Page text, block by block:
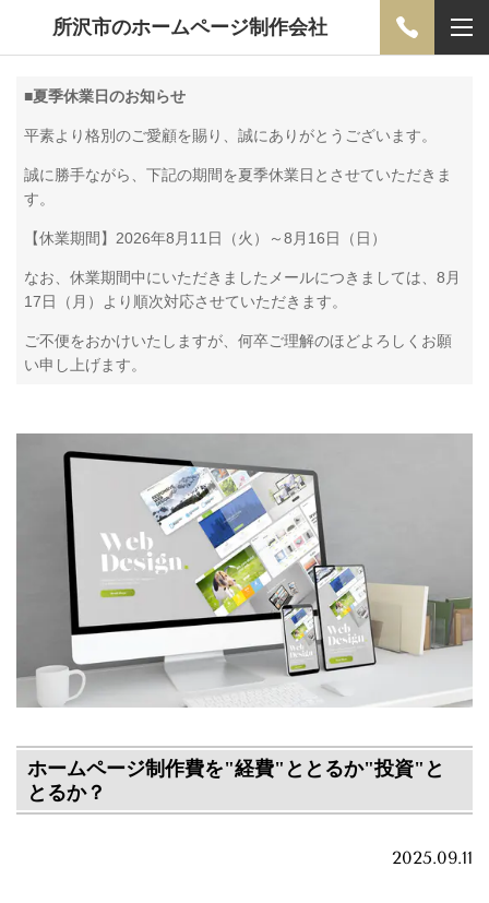
所沢市のホームページ制作会社
■夏季休業日のお知らせ
平素より格別のご愛顧を賜り、誠にありがとうございます。
誠に勝手ながら、下記の期間を夏季休業日とさせていただきま
す。
【休業期間】2026年8月11日（火）～8月16日（日）
なお、休業期間中にいただきましたメールにつきましては、8月
17日（月）より順次対応させていただきます。
ご不便をおかけいたしますが、何卒ご理解のほどよろしくお願
い申し上げます。
ホームページ制作費を"経費"ととるか"投資"と
とるか？
2025.09.11